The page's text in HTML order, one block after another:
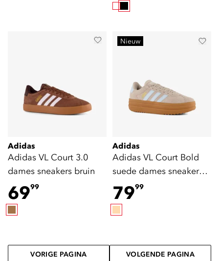
Adidas
Adidas VL Court 3.0
dames sneakers bruin
6999
Nieuw
Adidas
Adidas VL Court Bold
suede dames sneakers
beige
7999
VORIGE PAGINA VOLGENDE PAGINA